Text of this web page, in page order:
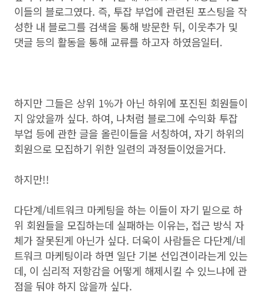
이들의 블로그였다. 즉, 투잡 부업에 관련된 포스팅을 작
성한 내 블로그를 검색을 통해 방문한 뒤, 이웃추가 및
댓글 등의 활동을 통해 교류를 하고자 하였음일터.
하지만 그들은 상위 1%가 아닌 하위에 포진된 회원들이
지 않았을까 싶다. 하여, 나처럼 블로그에 수익화 투잡
부업 등에 관한 글을 올린이들을 서칭하여, 자기 하위의
회원으로 모집하기 위한 일련의 과정들이었을거다.
하지만!!
다단계/네트워크 마케팅을 하는 이들이 자기 밑으로 하
위 회원들을 모집하는데 실패하는 이유는, 접근 방식 자
체가 잘못된게 아닌가 싶다. 더욱이 사람들은 다단계/네
트워크 마케팅이라 하면 일단 기본 선입견이라는게 있는
데, 이 심리적 저항감을 어떻게 해제시킬 수 있느냐에 관
점을 둬야 하지 않을까 싶다.